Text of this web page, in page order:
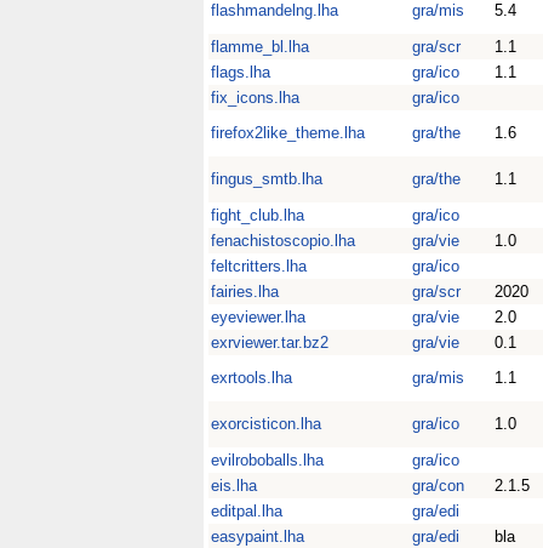
flashmandelng.lha
gra/mis
5.4
flamme_bl.lha
gra/scr
1.1
flags.lha
gra/ico
1.1
fix_icons.lha
gra/ico
firefox2like_theme.lha
gra/the 1.6
fingus_smtb.lha gra/the
1.1
fight_club.lha
gra/ico
fenachistoscopio.lha
gra/vie
1.0
feltcritters.lha
gra/ico
fairies.lha
gra/scr
2020
eyeviewer.lha
gra/vie
2.0
exrviewer.tar.bz2
gra/vie
0.1
exrtools.lha
gra/mis 1.1
exorcisticon.lha gra/ico
1.0
evilroboballs.lha
gra/ico
eis.lha
gra/con
2.1.5
editpal.lha
gra/edi
easypaint.lha
gra/edi
bla